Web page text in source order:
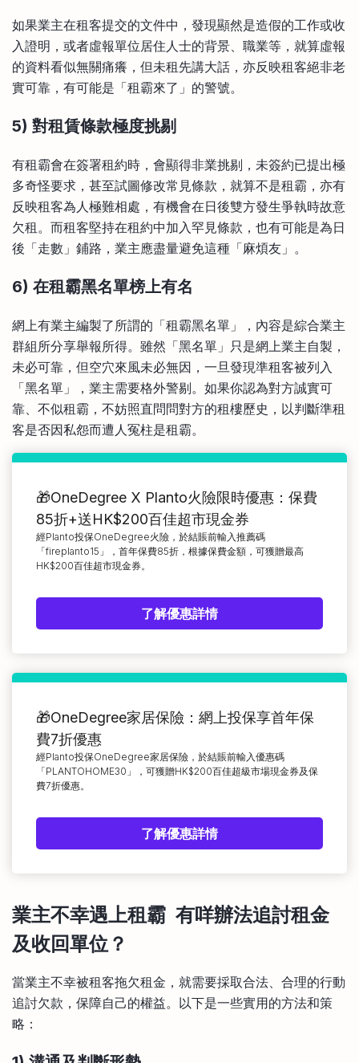
如果業主在租客提交的文件中，發現顯然是造假的工作或收
入證明，或者虛報單位居住人士的背景、職業等，就算虛報
的資料看似無關痛癢，但未租先講大話，亦反映租客絕非老
實可靠，有可能是「租霸來了」的警號。
5) 對租賃條款極度挑剔
有租霸會在簽署租約時，會顯得非業挑剔，未簽約已提出極
多奇怪要求，甚至試圖修改常見條款，就算不是租霸，亦有
反映租客為人極難相處，有機會在日後雙方發生爭執時故意
欠租。而租客堅持在租約中加入罕見條款，也有可能是為日
後「走數」鋪路，業主應盡量避免這種「麻煩友」。
6) 在租霸黑名單榜上有名
網上有業主編製了所謂的「租霸黑名單」，內容是綜合業主
群組所分享舉報所得。雖然「黑名單」只是網上業主自製，
未必可靠，但空穴來風未必無因，一旦發現準租客被列入
「黑名單」，業主需要格外警剔。如果你認為對方誠實可
靠、不似租霸，不妨照直問問對方的租樓歷史，以判斷準租
客是否因私怨而遭人冤柱是租霸。
🎁OneDegree X Planto火險限時優惠：保費
85折+送HK$200百佳超市現金券
經Planto投保OneDegree火險，於結賬前輸入推薦碼
「fireplanto15」，首年保費85折，根據保費金額，可獲贈最高
HK$200百佳超市現金券。
了解優惠詳情
🎁OneDegree家居保險：網上投保享首年保
費7折優惠
經Planto投保OneDegree家居保險，於結賬前輸入優惠碼
「PLANTOHOME30」，可獲贈HK$200百佳超級市場現金券及保
費7折優惠。
了解優惠詳情
業主不幸遇上租霸 有咩辦法追討租金
及收回單位？
當業主不幸被租客拖欠租金，就需要採取合法、合理的行動
追討欠款，保障自己的權益。以下是一些實用的方法和策
略：